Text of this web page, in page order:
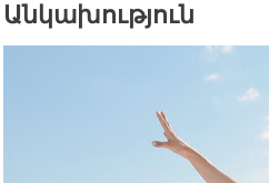
Անկախություն